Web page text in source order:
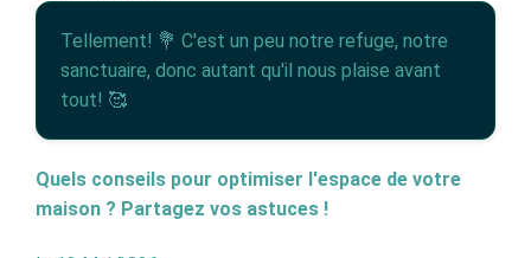
Tellement! 💐 C'est un peu notre refuge, notre
sanctuaire, donc autant qu'il nous plaise avant
tout! 🥰
Quels conseils pour optimiser l'espace de votre
maison ? Partagez vos astuces !